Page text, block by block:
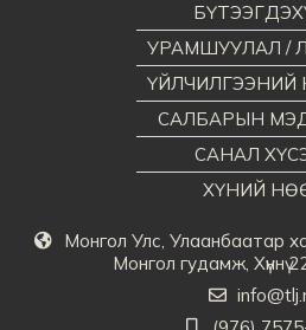
Монгол Улс, Улаанбаатар
Монгол гудамж, Хүннү
УРАМШУУЛАЛ /
ҮЙЛЧИЛГЭЭНИЙ
САЛБАРЫН
САНАЛ
ХҮНИЙ